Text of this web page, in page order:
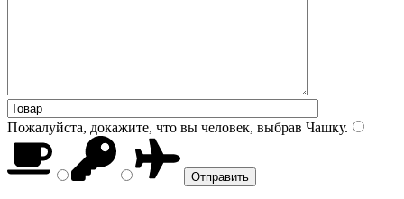
Пожалуйста, докажите, что вы человек, выбрав Чашку.